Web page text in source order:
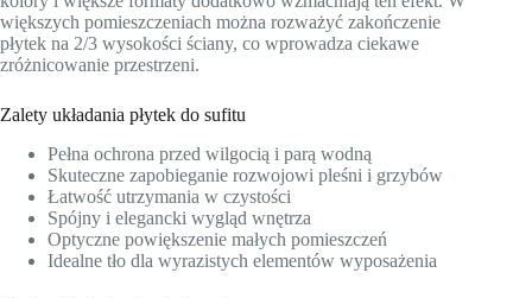
większych pomieszczeniach można rozważyć zakończenie
płytek na 2/3 wysokości ściany, co wprowadza ciekawe
zróżnicowanie przestrzeni.
Zalety układania płytek do sufitu
Pełna ochrona przed wilgocią i parą wodną
Skuteczne zapobieganie rozwojowi pleśni i grzybów
Łatwość utrzymania w czystości
Spójny i elegancki wygląd wnętrza
Optyczne powiększenie małych pomieszczeń
Idealne tło dla wyrazistych elementów wyposażenia